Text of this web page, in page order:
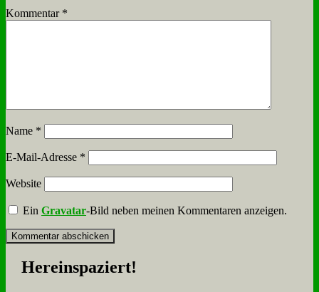
Kommentar *
Name *
E-Mail-Adresse *
Website
EinGravatar-Bild neben meinen Kommentaren anzeigen.
Her­ein­spa­ziert!